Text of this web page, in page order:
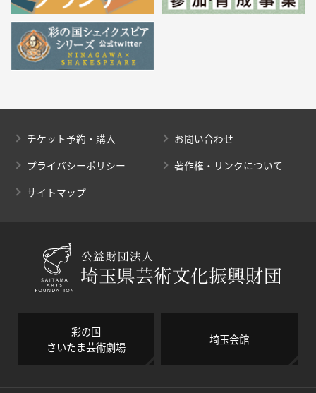
チケット予約・購入
お問い合わせ
プライバシーポリシー
著作権・リンクについて
サイトマップ
彩の国
さいたま芸術劇場
埼玉会館